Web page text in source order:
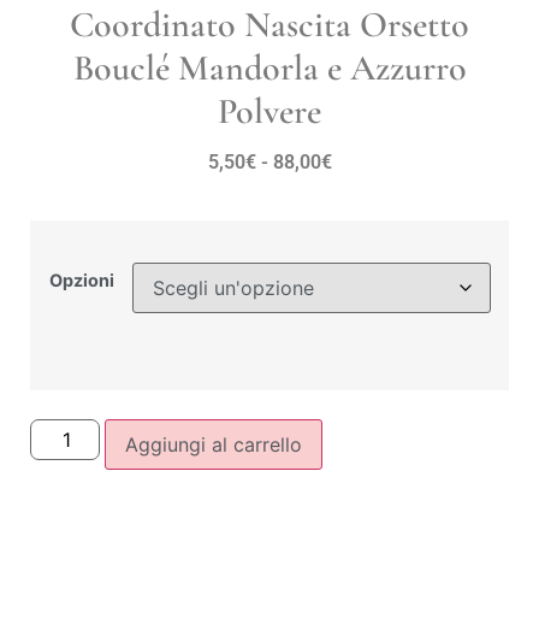
Coordinato Nascita Orsetto
Bouclé Mandorla e Azzurro
Polvere
5,50€ - 88,00€
Opzioni
Aggiungi al carrello